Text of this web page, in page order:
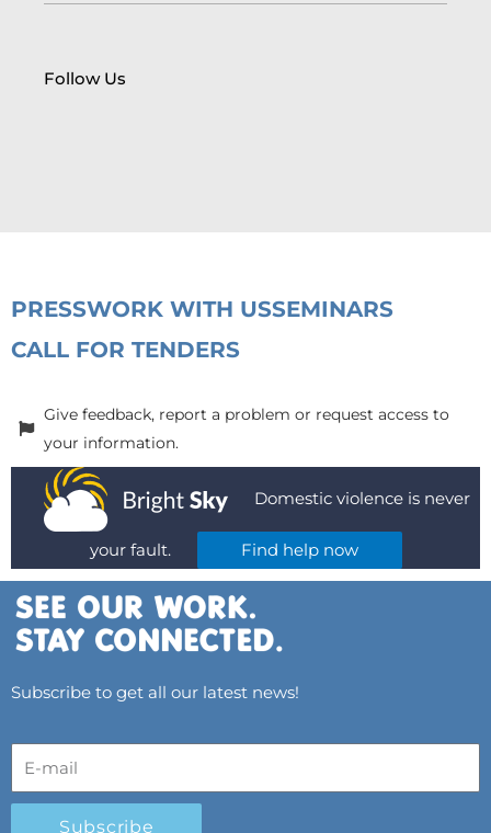
Follow Us
PRESSWORK WITH USSEMINARS
CALL FOR TENDERS
Give feedback, report a problem or request access to
your information.
Domestic violence is never
your fault. Find help now
Subscribe to get all our latest news!
Subscribe